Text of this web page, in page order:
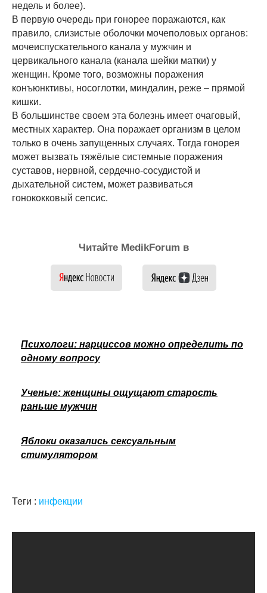
недель и более).
В первую очередь при гонорее поражаются, как
правило, слизистые оболочки мочеполовых органов:
мочеиспускательного канала у мужчин и
цервикального канала (канала шейки матки) у
женщин. Кроме того, возможны поражения
конъюнктивы, носоглотки, миндалин, реже – прямой
кишки.
В большинстве своем эта болезнь имеет очаговый,
местных характер. Она поражает организм в целом
только в очень запущенных случаях. Тогда гонорея
может вызвать тяжёлые системные поражения
суставов, нервной, сердечно-сосудистой и
дыхательной систем, может развиваться
гонококковый сепсис.
Читайте MedikForum в
Психологи: нарциссов можно определить по
одному вопросу
Ученые: женщины ощущают старость
раньше мужчин
Яблоки оказались сексуальным
стимулятором
Теги : инфекции